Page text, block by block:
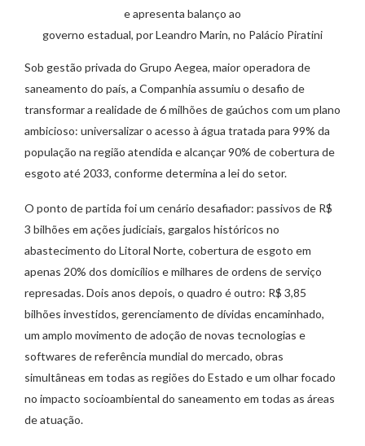
e apresenta balanço ao
governo estadual, por Leandro Marin, no Palácio Piratini
Sob gestão privada do Grupo Aegea, maior operadora de
saneamento do país, a Companhia assumiu o desafio de
transformar a realidade de 6 milhões de gaúchos com um plano
ambicioso: universalizar o acesso à água tratada para 99% da
população na região atendida e alcançar 90% de cobertura de
esgoto até 2033, conforme determina a lei do setor.
O ponto de partida foi um cenário desafiador: passivos de R$
3 bilhões em ações judiciais, gargalos históricos no
abastecimento do Litoral Norte, cobertura de esgoto em
apenas 20% dos domicílios e milhares de ordens de serviço
represadas. Dois anos depois, o quadro é outro: R$ 3,85
bilhões investidos, gerenciamento de dívidas encaminhado,
um amplo movimento de adoção de novas tecnologias e
softwares de referência mundial do mercado, obras
simultâneas em todas as regiões do Estado e um olhar focado
no impacto socioambiental do saneamento em todas as áreas
de atuação.